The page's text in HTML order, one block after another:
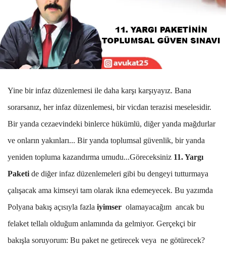
Yine bir infaz düzenlemesi ile daha karşı karşıyayız. Bana
sorarsanız, her infaz düzenlemesi, bir vicdan terazisi meselesidir.
Bir yanda cezaevindeki binlerce hükümlü, diğer yanda mağdurlar
ve onların yakınları... Bir yanda toplumsal güvenlik, bir yanda
yeniden topluma kazandırma umudu...Göreceksiniz 11. Yargı
Paketi de diğer infaz düzenlemeleri gibi bu dengeyi tutturmaya
çalışacak ama kimseyi tam olarak ikna edemeyecek. Bu yazımda
Polyana bakış açısıyla fazla iyimser olamayacağım ancak bu
felaket tellalı olduğum anlamında da gelmiyor. Gerçekçi bir
bakışla soruyorum: Bu paket ne getirecek veya ne götürecek?